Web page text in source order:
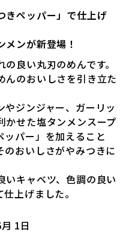
きペッパー」で仕上げ
ンが新登場！
良い丸刃のめんです。
んのおいしさを引き立た
ジンジャー、ガーリッ
かせた塩タンメンスープ
ッパー」を加えること
のおいしさがやみつきに
いキャベツ、色調の良い
上げました。
1日